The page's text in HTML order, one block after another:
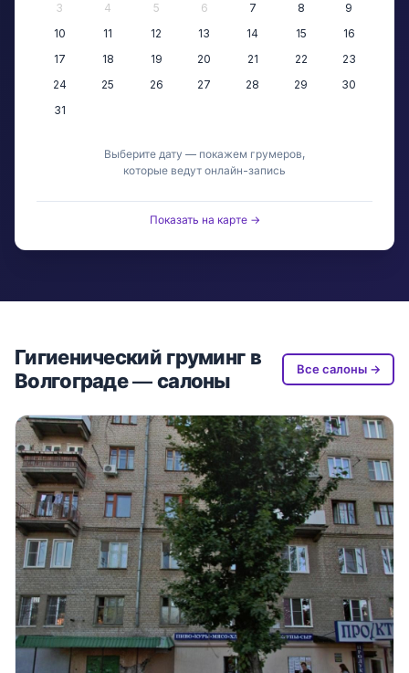
3
4 5 6 7 8
9
10
11 12 13 14 15
16
17
18 19 20 21 22
23
24
25 26 27 28 29
30
31
Выберите дату — покажем грумеров,
которые ведут онлайн-запись
Показать на карте →
Гигиенический груминг в
Волгограде — салоны
Все салоны →